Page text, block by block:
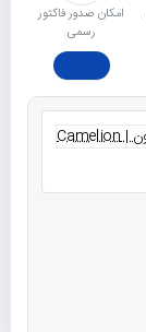
امکان صدور فاکتور
رسمی